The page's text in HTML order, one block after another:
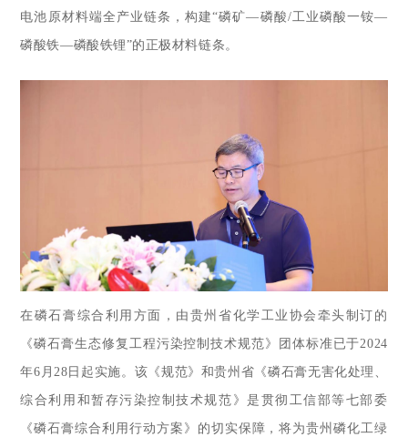
电池原材料端全产业链条，构建“磷矿—磷酸/工业磷酸一铵—
磷酸铁—磷酸铁锂”的正极材料链条。
在磷石膏综合利用方面，由贵州省化学工业协会牵头制订的
《磷石膏生态修复工程污染控制技术规范》团体标准已于2024
年6月28日起实施。该《规范》和贵州省《磷石膏无害化处理、
综合利用和暂存污染控制技术规范》是贯彻工信部等七部委
《磷石膏综合利用行动方案》的切实保障，将为贵州磷化工绿